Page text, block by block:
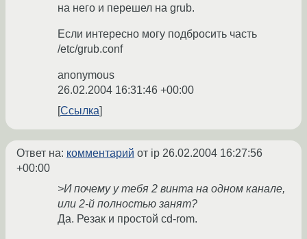
на него и перешел на grub.
Если интересно могу подбросить часть
/etc/grub.conf
anonymous
26.02.2004 16:31:46 +00:00
Ссылка
Ответ на: комментарий от ip 26.02.2004 16:27:56
+00:00
>И почему у тебя 2 винта на одном канале,
или 2-й полностью занят?
Да. Резак и простой cd-rom.